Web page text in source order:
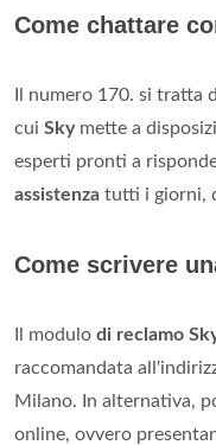
Come chattare
Il numero 170. si tratta
cui Skymette a
esperti pronti a
assistenza tutti i giorni,
Come scrivere
Il modulo di reclamo
raccomandata
Milano. In alternativa,
online, ovvero